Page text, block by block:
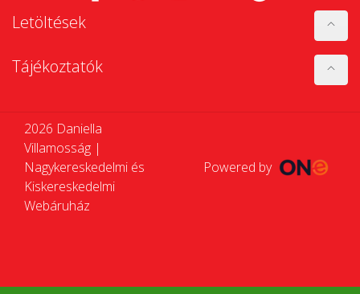
Letöltések
Tájékoztatók
2026 Daniella
Villamosság |
Nagykereskedelmi és
Kiskereskedelmi
Webáruház
Powered by